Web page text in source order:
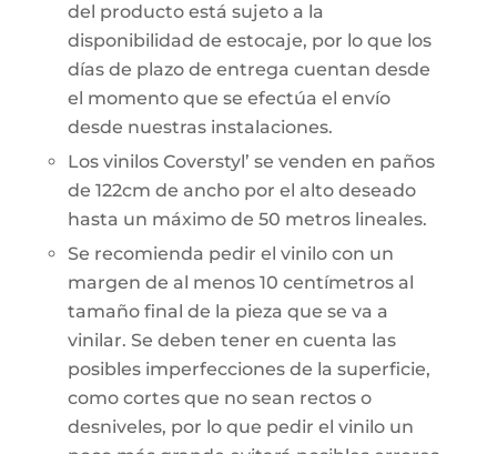
del producto está sujeto a la
disponibilidad de estocaje, por lo que los
días de plazo de entrega cuentan desde
el momento que se efectúa el envío
desde nuestras instalaciones.
Los vinilos Coverstyl’ se venden en paños
de 122cm de ancho por el alto deseado
hasta un máximo de 50 metros lineales.
Se recomienda pedir el vinilo con un
margen de al menos 10 centímetros al
tamaño final de la pieza que se va a
vinilar. Se deben tener en cuenta las
posibles imperfecciones de la superficie,
como cortes que no sean rectos o
desniveles, por lo que pedir el vinilo un